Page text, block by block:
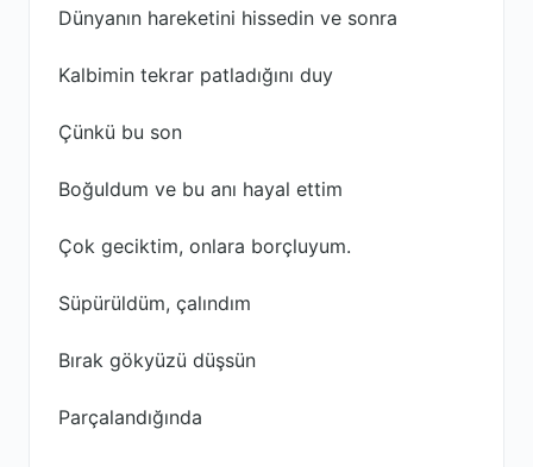
Dünyanın hareketini hissedin ve sonra
Kalbimin tekrar patladığını duy
Çünkü bu son
Boğuldum ve bu anı hayal ettim
Çok geciktim, onlara borçluyum.
Süpürüldüm, çalındım
Bırak gökyüzü düşsün
Parçalandığında